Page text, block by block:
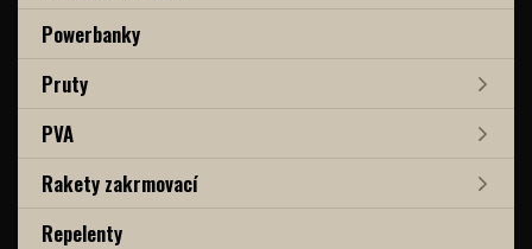
Powerbanky
Pruty
PVA
Rakety zakrmovací
Repelenty